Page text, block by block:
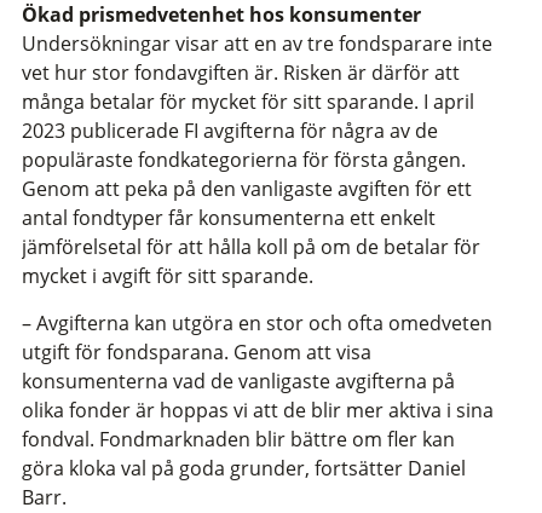
Ökad prismedvetenhet hos konsumenter
Undersökningar visar att en av tre fondsparare inte
vet hur stor fondavgiften är. Risken är därför att
många betalar för mycket för sitt sparande. I april
2023 publicerade FI avgifterna för några av de
populäraste fondkategorierna för första gången.
Genom att peka på den vanligaste avgiften för ett
antal fondtyper får konsumenterna ett enkelt
jämförelsetal för att hålla koll på om de betalar för
mycket i avgift för sitt sparande.
– Avgifterna kan utgöra en stor och ofta omedveten
utgift för fondsparana. Genom att visa
konsumenterna vad de vanligaste avgifterna på
olika fonder är hoppas vi att de blir mer aktiva i sina
fondval. Fondmarknaden blir bättre om fler kan
göra kloka val på goda grunder, fortsätter Daniel
Barr.